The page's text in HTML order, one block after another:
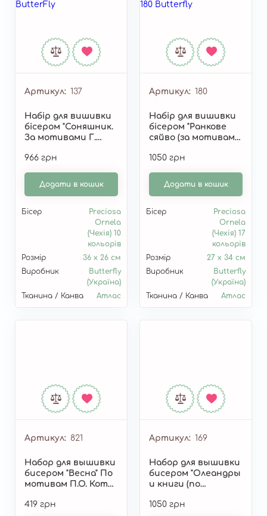
Артикул 137
Набір для вишивки
бісером "Соняшник.
За мотивами Г.
966 грн
Додати в кошик
Бісер
Preciosa
Ornela
(Чехія) 10
кольорів
Розмір
36 х 26 см
Виробник
Butterfly
(Україна)
Тканина / Канва
Атлас
Артикул 180
Набір для вишивки
бісером "Ранкове
сяйво (за мотивами
1050 грн
Додати в кошик
Бісер
Preciosa
Ornela
(Чехія) 17
кольорів
Розмір
27 х 34 см
Виробник
Butterfly
(Україна)
Тканина / Канва
Атлас
Артикул 821
Набор для вышивки
бисером "Весна" По
мотивам П.О. Кота
419 грн
Артикул 169
Набор для вышивки
бисером "Олеандры
и книги (по
В. Ван Гога)" 169
1050 грн